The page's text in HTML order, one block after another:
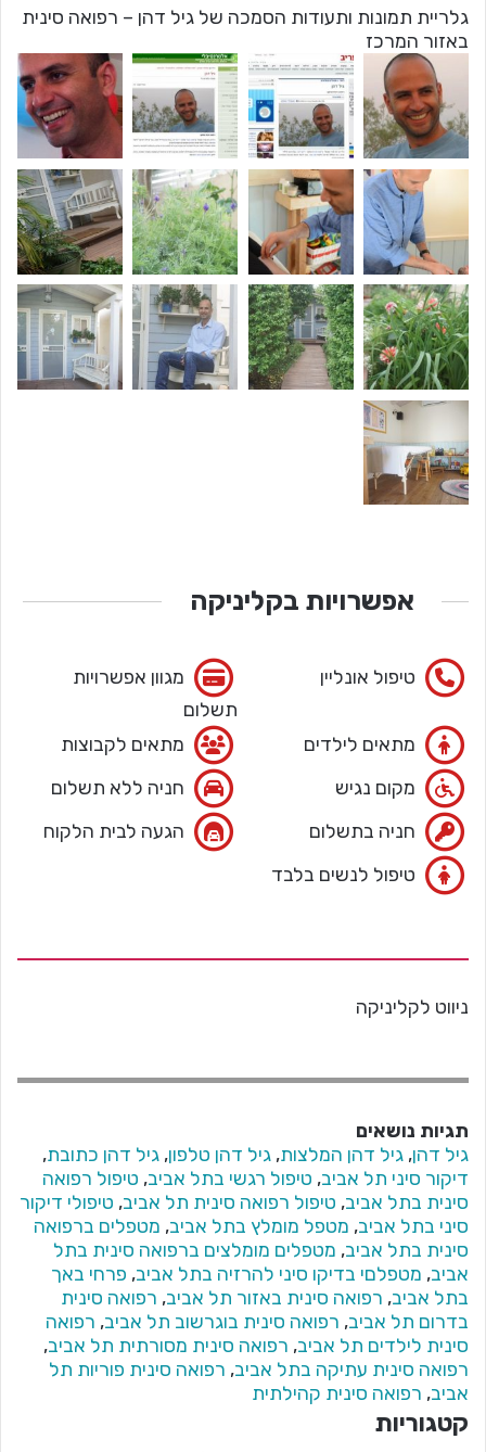
גלריית תמונות ותעודות הסמכה של גיל דהן – רפואה סינית
באזור המרכז
אפשרויות בקליניקה
טיפול אונליין
מגוון אפשרויות
תשלום
מתאים לילדים
מתאים לקבוצות
מקום נגיש
חניה ללא תשלום
חניה בתשלום
הגעה לבית הלקוח
טיפול לנשים בלבד
ניווט לקליניקה
תגיות נושאים
גיל דהן, גיל דהן המלצות, גיל דהן טלפון, גיל דהן כתובת,
דיקור סיני תל אביב, טיפול רגשי בתל אביב, טיפול רפואה
סינית בתל אביב, טיפול רפואה סינית תל אביב, טיפולי דיקור
סיני בתל אביב, מטפל מומלץ בתל אביב, מטפלים ברפואה
סינית בתל אביב, מטפלים מומלצים ברפואה סינית בתל
אביב, מטפלםי בדיקו סיני להרזיה בתל אביב, פרחי באך
בתל אביב, רפואה סינית באזור תל אביב, רפואה סינית
בדרום תל אביב, רפואה סינית בוגרשוב תל אביב, רפואה
סינית לילדים תל אביב, רפואה סינית מסורתית תל אביב,
רפואה סינית עתיקה בתל אביב, רפואה סינית פוריות תל
אביב, רפואה סינית קהילתית
קטגוריות